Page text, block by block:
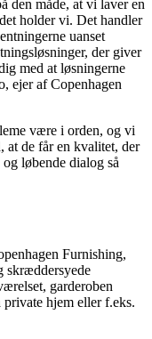
den måde, at vi laver en
holder vi. Det handler
uanset
der giver
med at løsningerne
ejer af Copenhagen
være i orden, og vi
at de får en kvalitet, der
løbende dialog så
Furnishing,
skræddersyede
garderoben
hjem eller f.eks.